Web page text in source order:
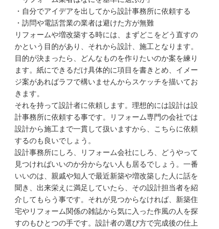
・自分でアイデアを出してから設計事務所に依頼する
・訪問や電話営業の業者は避けた方が無難
リフォームや増改築する時には、まずどこをどう直すの
かという目的があり、それから設計、施工となります。
目的が決まったら、どんなものを作りたいのか案を練り
ます。紙にできるだけ具体的に項目を書きとめ、イメー
ジ案があればラフで構いませんからスケッチを描いてお
きます。
それを持って設計者に依頼します。理想的には設計は設
計事務所に依頼する事です。リフォーム専門の会社では
設計から施工まで一貫して扱いますから、こちらに依頼
するのも良いでしょう。
設計事務所にしろ、リフォーム会社にしろ、どうやって
見つければいいのか分からない人も居るでしょう。一番
いいのは、親戚や知人で最近新築や増改築した人に話を
聞き、出来栄えに満足していたら、その設計担当者を紹
介してもらう事です。それが見つからなければ、新築住
宅やリフォーム関係の雑誌から気に入った作風の人を探
すのもひとつの手です。設計者の選び方で完成後の仕上